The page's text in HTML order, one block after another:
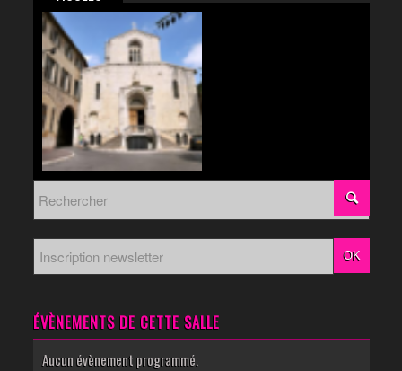
ÉVÈNEMENTS DE CETTE SALLE
Aucun évènement programmé.